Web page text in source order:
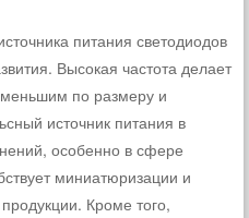
питания светодиодов
Высокая частота делает
по размеру и
источник питания в
особенно в сфере
миниатюризации и
Кроме того,